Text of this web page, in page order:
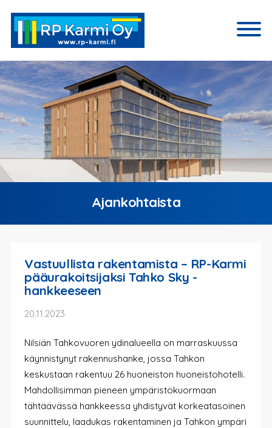
Ajankohtaista
Vastuullista rakentamista – RP-Karmi
pääurakoitsijaksi Tahko Sky -
hankkeeseen
20.11.2023
Nilsiän Tahkovuoren ydinalueella on marraskuussa
käynnistynyt rakennushanke, jossa Tahkon
keskustaan rakentuu 26 huoneiston huoneistohotelli.
Mahdollisimman pieneen ympäristökuormaan
tähtäävässä hankkeessa yhdistyvät korkeatasoinen
suunnittelu, laadukas rakentaminen ja Tahkon ympäri